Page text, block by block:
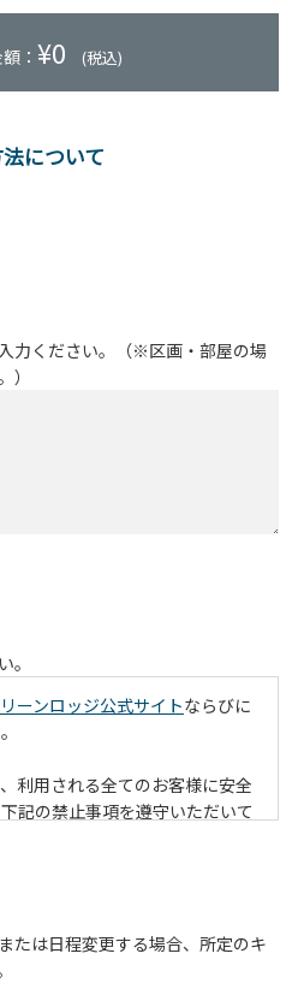
： ¥0 (税込)
について
力ください。（※区画・部屋の場
。
ーンロッジ公式サイトならびに
利用される全てのお客様に安全
記の禁止事項を遵守いただいて
の火を使う行為
対策を行わずに火を使う行為
たは日程変更する場合、所定のキ